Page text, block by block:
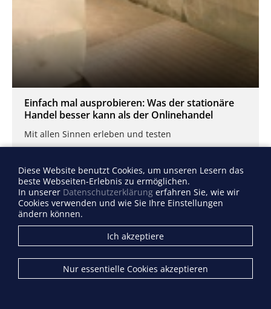
Einfach mal ausprobieren: Was der stationäre
Handel besser kann als der Onlinehandel
Mit allen Sinnen erleben und testen
Diese Website benutzt Cookies, um unseren Lesern das
beste Webseiten-Erlebnis zu ermöglichen.
In unserer Datenschutzerklärung erfahren Sie, wie wir
Cookies verwenden und wie Sie Ihre Einstellungen
ändern können.
Ich akzeptiere
Nur essentielle Cookies akzeptieren